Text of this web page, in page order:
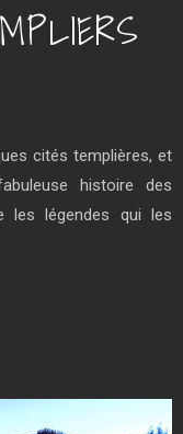
cités templières, et
histoire des
les légendes qui les